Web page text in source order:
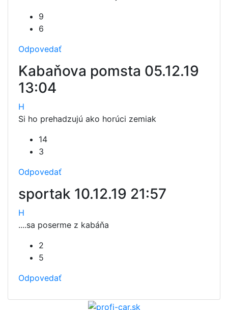
9
6
Odpovedať
Kabaňova pomsta 05.12.19
13:04
H
Si ho prehadzujú ako horúci zemiak
14
3
Odpovedať
sportak 10.12.19 21:57
H
....sa poserme z kabáňa
2
5
Odpovedať